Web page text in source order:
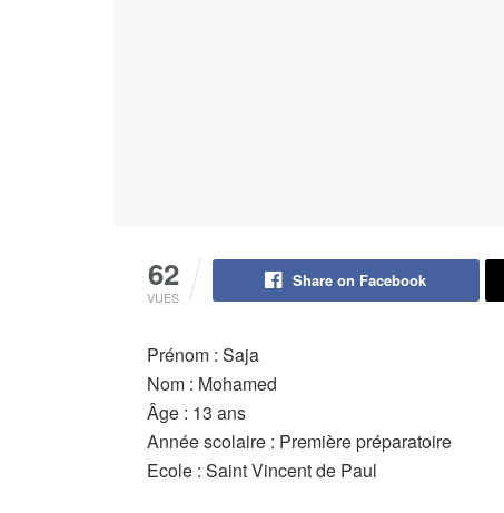
62
VUES
Share on Facebook
Prénom : Saja
Nom : Mohamed
Âge : 13 ans
Année scolaire : Première préparatoire
Ecole : Saint Vincent de Paul